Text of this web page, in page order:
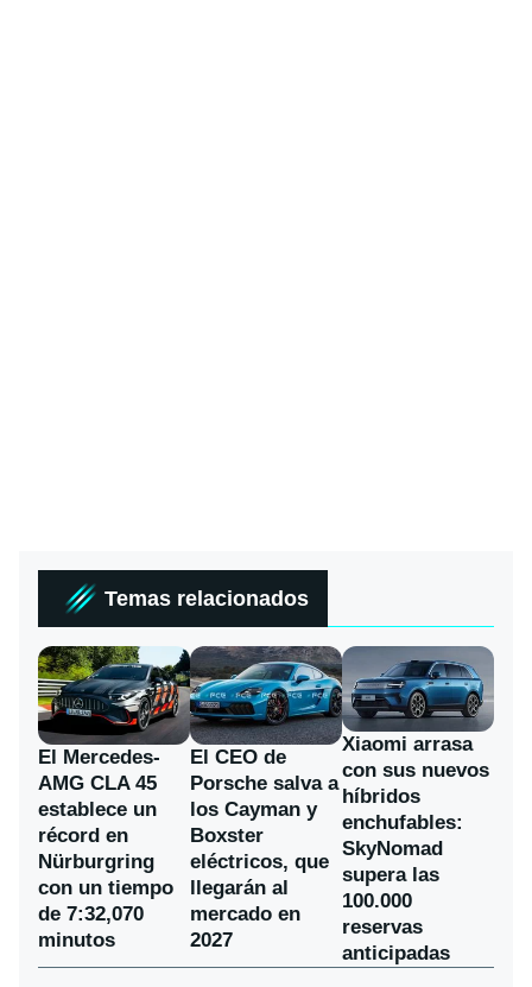
Temas relacionados
El Mercedes-
AMG CLA 45
establece un
récord en
Nürburgring
con un tiempo
de 7:32,070
minutos
El CEO de
Porsche salva a
los Cayman y
Boxster
eléctricos, que
llegarán al
mercado en
2027
Xiaomi arrasa
con sus nuevos
híbridos
enchufables:
SkyNomad
supera las
100.000
reservas
anticipadas